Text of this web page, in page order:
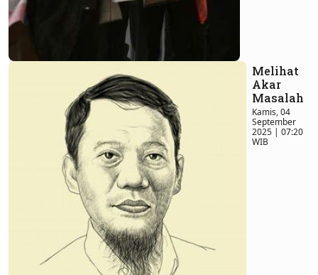
Melihat
Akar
Masalah
Kamis, 04
September
2025 | 07:20
WIB